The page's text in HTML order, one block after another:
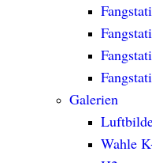
Galerien
Wahle